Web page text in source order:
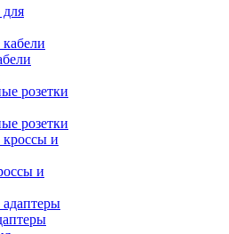
розетки
и